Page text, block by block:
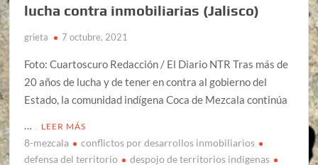
lucha contra inmobiliarias (Jalisco)
grieta 7 octubre, 2021
Foto: Cuartoscuro Redacción / El Diario NTR Tras más de
20 años de lucha y de tener en contra al gobierno del
Estado, la comunidad indígena Coca de Mezcala continúa
…
LEER MÁS
8-mezcala
conflictos por desarrollos inmobiliarios
defensa del territorio
despojo de territorios indigenas